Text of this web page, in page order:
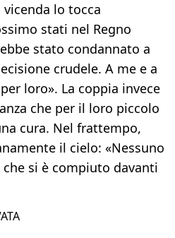
lo tocca
stati nel Regno
stato condannato a
crudele. A me e a
loro». La coppia invece
che per il loro piccolo
cura. Nel frattempo,
il cielo: «Nessuno
si è compiuto davanti